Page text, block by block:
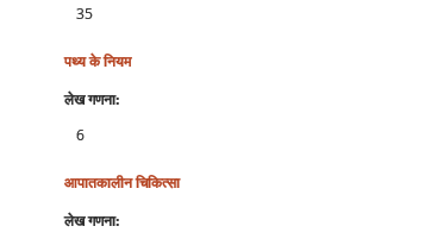
35
पथ्य के नियम
लेख गणना:
6
आपातकालीन चिकित्सा
लेख गणना: